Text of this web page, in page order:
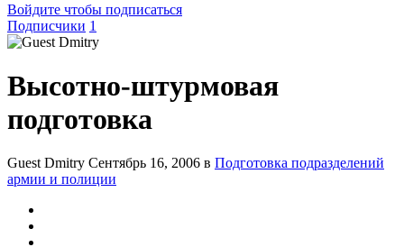
Войдите чтобы подписаться
Подписчики 1
Высотно-штурмовая
подготовка
Guest Dmitry Сентябрь 16, 2006 в Подготовка подразделений
армии и полиции